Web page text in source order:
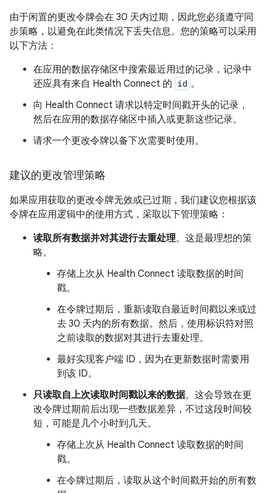
由于闲置的更改令牌会在 30 天内过期，因此您必须遵守同
步策略，以避免在此类情况下丢失信息。您的策略可以采用
以下方法：
在应用的数据存储区中搜索最近用过的记录，记录中
还应具有来自 Health Connect 的 id 。
向 Health Connect 请求以特定时间戳开头的记录，
然后在应用的数据存储区中插入或更新这些记录。
请求一个更改令牌以备下次需要时使用。
建议的更改管理策略
如果应用获取的更改令牌无效或已过期，我们建议您根据该
令牌在应用逻辑中的使用方式，采取以下管理策略：
读取所有数据并对其进行去重处理。这是最理想的策
略。
存储上次从 Health Connect 读取数据的时间
戳。
在令牌过期后，重新读取自最近时间戳以来或过
去 30 天内的所有数据。然后，使用标识符对照
之前读取的数据对其进行去重处理。
最好实现客户端 ID，因为在更新数据时需要用
到该 ID。
只读取自上次读取时间戳以来的数据。这会导致在更
改令牌过期前后出现一些数据差异，不过这段时间较
短，可能是几个小时到几天。
存储上次从 Health Connect 读取数据的时间
戳。
在令牌过期后，读取从这个时间戳开始的所有数